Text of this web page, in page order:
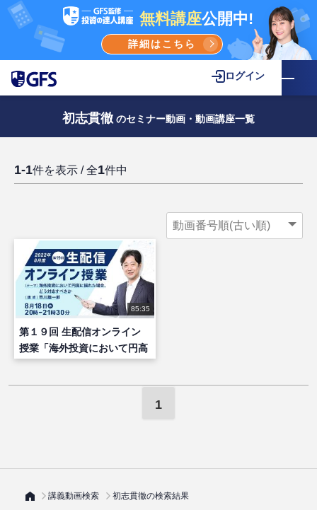
無料講座公開中!
詳細はこちら
ログイン
初志貫徹 のセミナー動画・動画講座一覧
1-1件を表示 / 全1件中
85:35
第１９回 生配信オンライン
授業「海外投資において円高
に振れた場合、どう対応すべ
1
講義動画検索 初志貫徹の検索結果